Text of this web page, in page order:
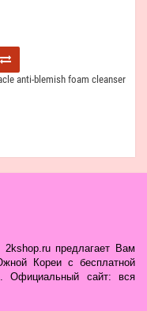
anti-blemish foam cleanser
2kshop.ru предлагает Вам
Кореи с бесплатной
Официальный сайт: вся